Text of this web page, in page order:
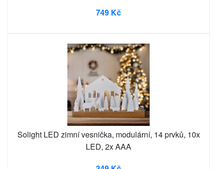
749 Kč
Solight LED zimní vesnička, modulární, 14 prvků, 10x
LED, 2x AAA